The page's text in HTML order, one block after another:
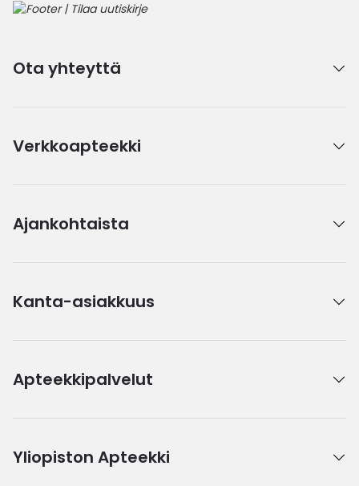
Ota yhteyttä
Verkkoapteekki
Ajankohtaista
Kanta-asiakkuus
Apteekkipalvelut
Yliopiston Apteekki